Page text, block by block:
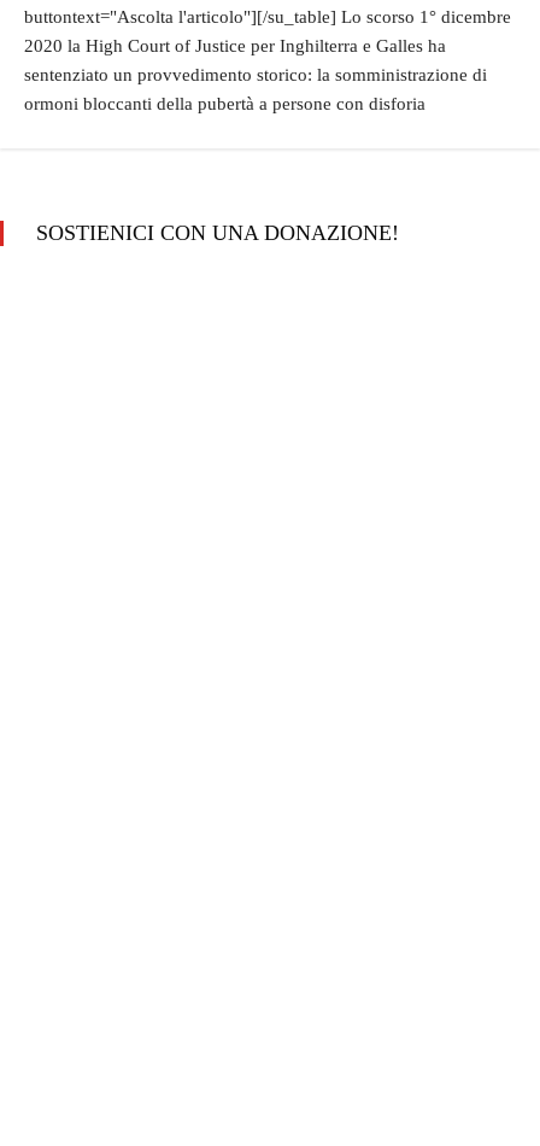
buttontext="Ascolta l'articolo"][/su_table] Lo scorso 1° dicembre
2020 la High Court of Justice per Inghilterra e Galles ha
sentenziato un provvedimento storico: la somministrazione di
ormoni bloccanti della pubertà a persone con disforia
SOSTIENICI CON UNA DONAZIONE!